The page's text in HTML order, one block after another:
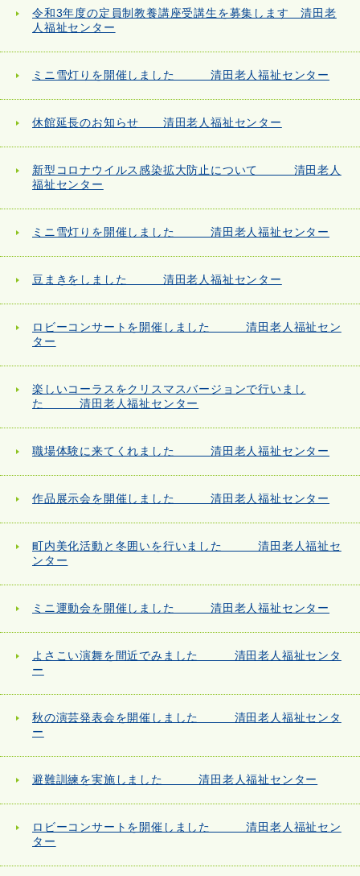
令和3年度の定員制教養講座受講生を募集します 清田老
人福祉センター
ミニ雪灯りを開催しました 清田老人福祉センター
休館延長のお知らせ 清田老人福祉センター
新型コロナウイルス感染拡大防止について 清田老人
福祉センター
ミニ雪灯りを開催しました 清田老人福祉センター
豆まきをしました 清田老人福祉センター
ロビーコンサートを開催しました 清田老人福祉セン
ター
楽しいコーラスをクリスマスバージョンで行いまし
た 清田老人福祉センター
職場体験に来てくれました 清田老人福祉センター
作品展示会を開催しました 清田老人福祉センター
町内美化活動と冬囲いを行いました 清田老人福祉セ
ンター
ミニ運動会を開催しました 清田老人福祉センター
よさこい演舞を間近でみました 清田老人福祉センタ
ー
秋の演芸発表会を開催しました 清田老人福祉センタ
ー
避難訓練を実施しました 清田老人福祉センター
ロビーコンサートを開催しました 清田老人福祉セン
ター